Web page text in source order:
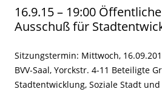
16.9.15 – 19:00
Ausschuß für
Sitzungstermin: Mittwoch,
BVV-Saal, Yorckstr. 4-11 Beteiligte
Stadtentwicklung, Soziale Stadt